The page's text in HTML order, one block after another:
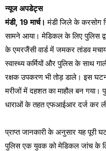
न्यूज अपडेट्स
मंडी, 19 मार्च।मंडी जिले के करसोग
सामने आया। मेडिकल के लिए पुलिस
के एमरजैंसी वार्ड में जमकर तांडव
स्वास्थ्य कर्मियों और पुलिस के साथ
रक्षक उपकरण भी तोड़ डाले। इस
मरीजों में दहशत का माहौल बन गया।
धाराओं के तहत एफआईआर दर्ज कर
प्राप्त जानकारी के अनुसार यह पूरी
पुलिस एक युवक को मेडिकल जांच के